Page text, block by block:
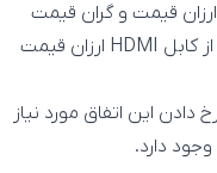
به این معنا که بله، در شرایط ایده‌آل هیچ تفاوتی در کیفیت تصویر یک کابل HDMI ارزان قیمت و گران قیمت
وجود ندارد؛ اما با توجه به شرایط پشت میز کامپیوتر یا تلویزیون شما شاید استفاده از کابل HDMI ارزان قیمت
دادن این اتفاق مورد نیاز
دارد.